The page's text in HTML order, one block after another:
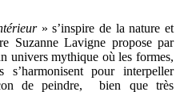
» s’inspire de la nature et
Suzanne Lavigne propose par
univers mythique où les formes,
pour interpeller
de peindre, bien que très